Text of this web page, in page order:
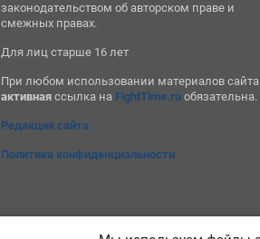
законодательством об авторском праве и
смежных правах.
Для лиц старше 16 лет
При любом использовании материалов сайта
активная ссылка на FightTime.ru обязательна.
Редакция сайта
Политика конфиденциальности